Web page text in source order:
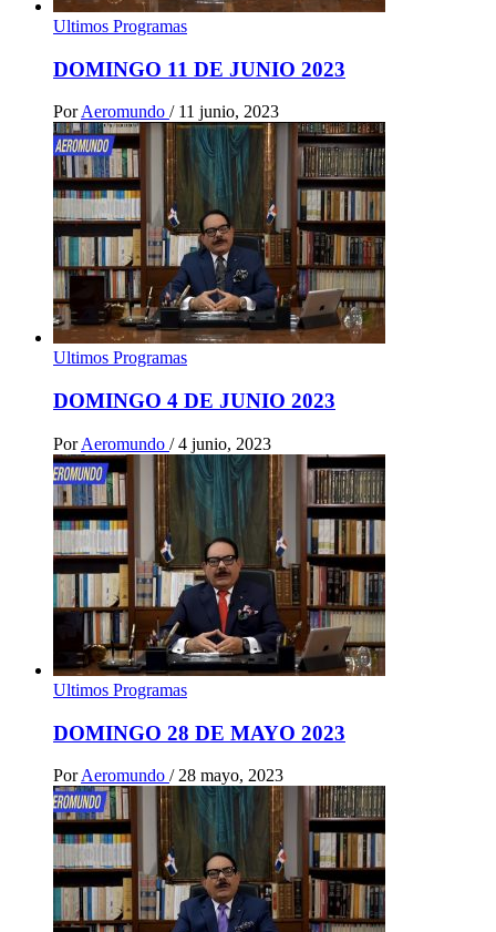
Ultimos Programas
DOMINGO 11 DE JUNIO 2023
PorAeromundo / 11 junio, 2023
Ultimos Programas
DOMINGO 4 DE JUNIO 2023
Por Aeromundo / 4 junio, 2023
Ultimos Programas
DOMINGO 28 DE MAYO 2023
Por Aeromundo / 28 mayo, 2023